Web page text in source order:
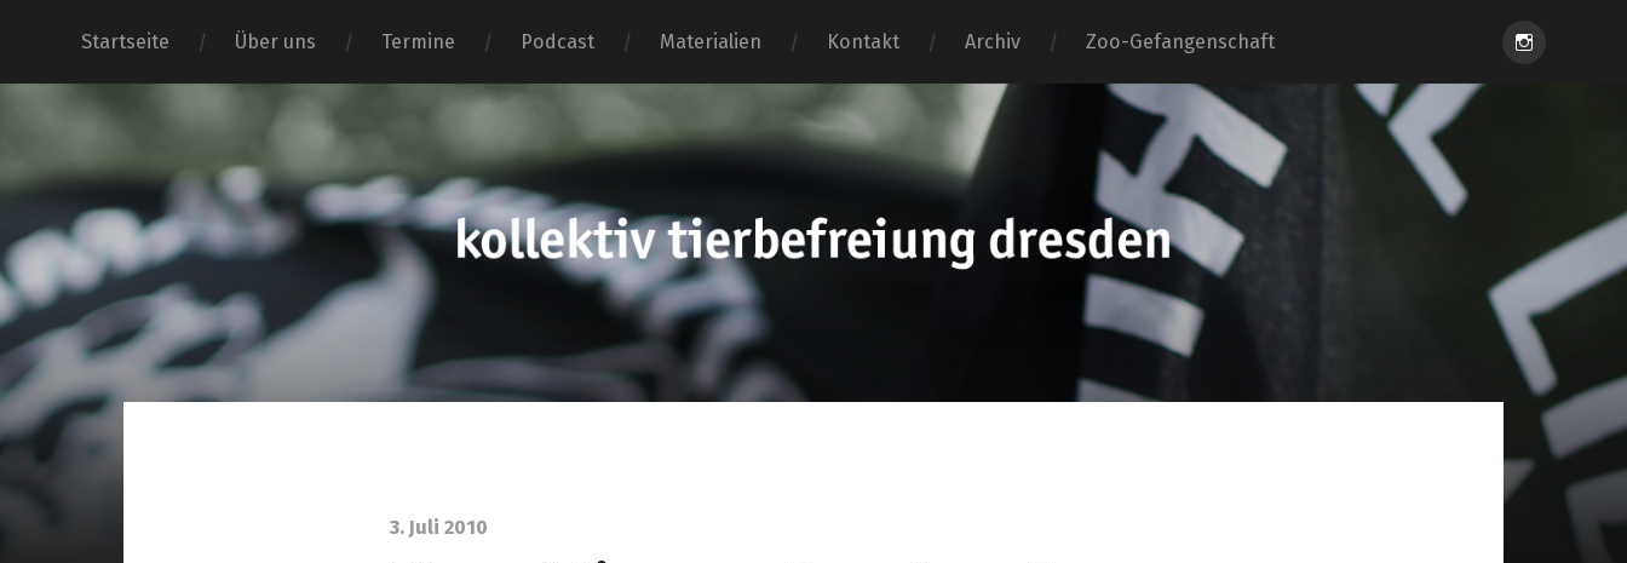
Startseite Über uns Termine Podcast Materialien Kontakt Archiv Zoo-Gefangenschaft Instagram
tierbefreiung
3. Juli 2010